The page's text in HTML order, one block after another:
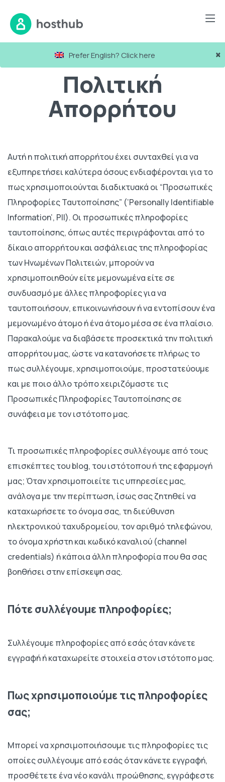
×
Prefer English? Click here
Πολιτική
Απορρήτου
Αυτή η πολιτική απορρήτου έχει συνταχθεί για να
εξυπηρετήσει καλύτερα όσους ενδιαφέρονται για το
πως χρησιμοποιούνται διαδικτυακά οι “Προσωπικές
Πληροφορίες Ταυτοποίησης” (‘Personally Identifiable
Information’, PII). Οι προσωπικές πληροφορίες
ταυτοποίησης, όπως αυτές περιγράφονται από το
δίκαιο απορρήτου και ασφάλειας της πληροφορίας
των Ηνωμένων Πολιτειών, μπορούν να
χρησιμοποιηθούν είτε μεμονωμένα είτε σε
συνδυασμό με άλλες πληροφορίες για να
ταυτοποιήσουν, επικοινωνήσουν ή να εντοπίσουν ένα
μεμονωμένο άτομο ή ένα άτομο μέσα σε ένα πλαίσιο.
Παρακαλούμε να διαβάσετε προσεκτικά την πολιτική
απορρήτου μας, ώστε να κατανοήσετε πλήρως το
πως συλλέγουμε, χρησιμοποιούμε, προστατεύουμε
και με ποιο άλλο τρόπο χειριζόμαστε τις
Προσωπικές Πληροφορίες Ταυτοποίησης σε
συνάφεια με τον ιστότοπο μας.
Τι προσωπικές πληροφορίες συλλέγουμε από τους
επισκέπτες του blog, του ιστότοπου ή της εφαρμογή
μας; Όταν χρησιμοποιείτε τις υπηρεσίες μας,
ανάλογα με την περίπτωση, ίσως σας ζητηθεί να
καταχωρήσετε το όνομα σας, τη διεύθυνση
ηλεκτρονικού ταχυδρομείου, τον αριθμό τηλεφώνου,
το όνομα χρήστη και κωδικό καναλιού (channel
credentials) ή κάποια άλλη πληροφορία που θα σας
βοηθήσει στην επίσκεψη σας.
Πότε συλλέγουμε πληροφορίες;
Συλλέγουμε πληροφορίες από εσάς όταν κάνετε
εγγραφή ή καταχωρείτε στοιχεία στον ιστότοπο μας.
Πως χρησιμοποιούμε τις πληροφορίες
σας;
Μπορεί να χρησιμοποιήσουμε τις πληροφορίες τις
οποίες συλλέγουμε από εσάς όταν κάνετε εγγραφή,
προσθέτετε ένα νέο κανάλι προώθησης, εγγράφεστε